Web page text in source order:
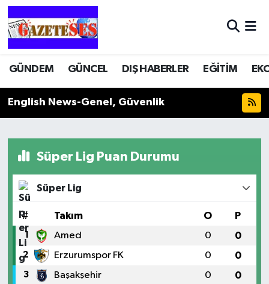
GÜNDEM GÜNCEL DIŞ HABERLER EĞİTİM
English News-Genel, Güvenlik
Süper Lig Puan Durumu
Süper Lig
# Takım O P
1 Amed 0 0
2 Erzurumspor FK 0 0
3 Başakşehir 0 0